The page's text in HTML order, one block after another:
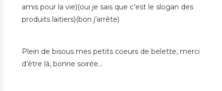
amis pour la vie)(oui je sais que c’est le slogan des
produits laitiers)(bon j’arrête)
Plein de bisous mes petits coeurs de belette, merci
d’être là, bonne soirée…